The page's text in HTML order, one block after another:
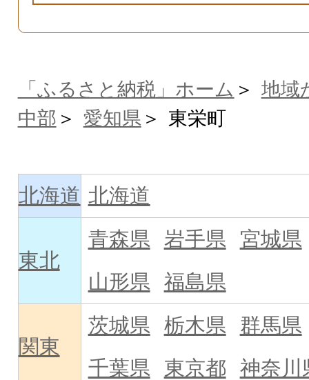
「ふるさと納税」ホーム
地域
中部
愛知県 東栄町
北海道 北海道
東北
青森県 岩手県
宮城県
山形県
福島県
関東
茨城県 栃木県
群馬県
千葉県
東京都 神奈川